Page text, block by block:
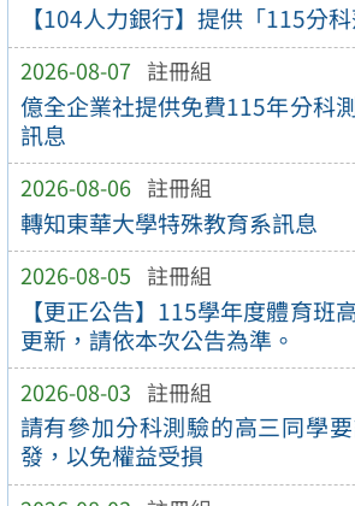
【104人力銀行】提供「115分
2026-08-07 註冊組
億全企業社提供免費115年分科
訊息
2026-08-06 註冊組
轉知東華大學特殊教育系訊息
2026-08-05 註冊組
【更正公告】115學年度體育班
更新，請依本次公告為準。
2026-08-03 註冊組
請有參加分科測驗的高三同學
發，以免權益受損